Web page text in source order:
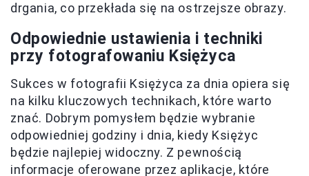
drgania, co przekłada się na ostrzejsze obrazy.
Odpowiednie ustawienia i techniki
przy fotografowaniu Księżyca
Sukces w fotografii Księżyca za dnia opiera się
na kilku kluczowych technikach, które warto
znać. Dobrym pomysłem będzie wybranie
odpowiedniej godziny i dnia, kiedy Księżyc
będzie najlepiej widoczny. Z pewnością
informacje oferowane przez aplikacje, które